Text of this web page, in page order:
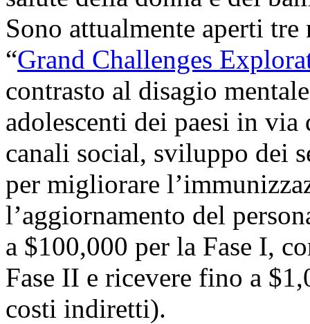
Sono attualmente aperti
“Grand Challenges
contrasto al disagio
adolescenti dei paesi in
canali social, sviluppo dei
per migliorare
l’aggiornamento del
a $100,000 per la Fase I,
Fase II e ricevere fino a
costi indiretti).